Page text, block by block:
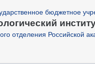
бюджетное
отделения Российской